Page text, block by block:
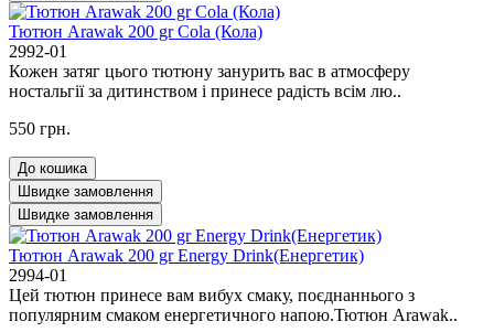
Тютюн Arawak 200 gr Cola (Кола)
2992-01
Кожен затяг цього тютюну занурить вас в атмосферу
ностальгії за дитинством і принесе радість всім лю..
550 грн.
До кошика
Швидке замовлення
Швидке замовлення
Тютюн Arawak 200 gr Energy Drink(Енергетик)
2994-01
Цей тютюн принесе вам вибух смаку, поєднаннього з
популярним смаком енергетичного напою.Тютюн Arawak..